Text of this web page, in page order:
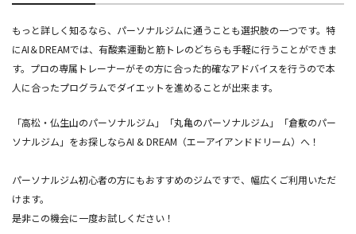
もっと詳しく知るなら、パーソナルジムに通うことも選択肢の一つです。特
にAI＆DREAMでは、有酸素運動と筋トレのどちらも手軽に行うことができま
す。プロの専属トレーナーがその方に合った的確なアドバイスを行うので本
人に合ったプログラムでダイエットを進めることが出来ます。
「高松・仏生山のパーソナルジム」「丸亀のパーソナルジム」「倉敷のパー
ソナルジム」をお探しならAI & DREAM（エーアイアンドドリーム）へ！
パーソナルジム初心者の方にもおすすめのジムですで、幅広くご利用いただ
けます。
是非この機会に一度お試しください！